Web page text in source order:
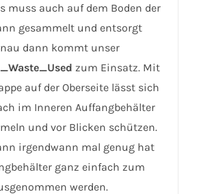
muss auch auf dem Boden der
gesammelt und entsorgt
dann kommt unser
zum Einsatz. Mit
auf der Oberseite lässt sich
im Inneren Auffangbehälter
und vor Blicken schützen.
irgendwann mal genug hat
ganz einfach zum
werden.